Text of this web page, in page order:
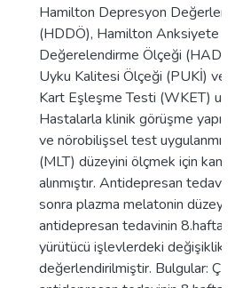
Hamilton Depresyon
(HDDÖ), Hamilton Anksiyete
Değerelendirme Ölçeği
Uyku Kalitesi Ölçeği (PUKİ) ve
Kart Eşleşme Testi (WKET)
Hastalarla klinik görüşme
ve nörobilişsel test uygulanmış
(MLT) düzeyini ölçmek için kan
alınmıştır. Antidepresan
sonra plazma melatonin düzeyi
antidepresan tedavinin
yürütücü işlevlerdeki değişiklik
değerlendirilmiştir. Bulgular: